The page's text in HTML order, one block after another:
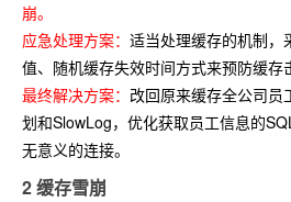
崩。
应急处理方案： 适当处理缓存的机制，
值、随机缓存失效时间方式来预防缓存
最终解决方案： 改回原来缓存全公司
划和SlowLog，优化获取员工信息的
无意义的连接。
2 缓存雪崩